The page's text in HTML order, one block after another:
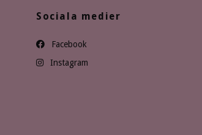
Sociala medier
Facebook
Instagram